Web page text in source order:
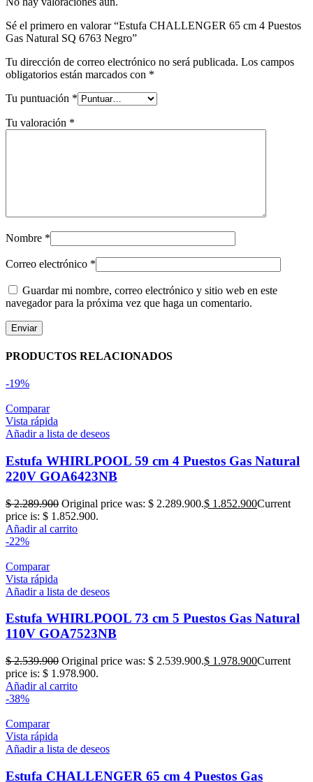
Sé el primero en valorar “Estufa CHALLENGER 65 cm 4 Puestos
Gas Natural SQ 6763 Negro”
Tu dirección de correo electrónico no será publicada. Los campos
obligatorios están marcados con *
Tu puntuación *
Tu valoración *
Nombre *
Correo electrónico *
Guardar mi nombre, correo electrónico y sitio web en este
navegador para la próxima vez que haga un comentario.
PRODUCTOS RELACIONADOS
-19%
Comparar
Vista rápida
Añadir a lista de deseos
Estufa WHIRLPOOL 59 cm 4 Puestos Gas Natural
220V GOA6423NB
$2.289.900 Original price was: $ 2.289.900.$ 1.852.900Current
price is: $ 1.852.900.
Añadir al carrito
-22%
Comparar
Vista rápida
Añadir a lista de deseos
Estufa WHIRLPOOL 73 cm 5 Puestos Gas Natural
110V GOA7523NB
$2.539.900 Original price was: $ 2.539.900.$ 1.978.900Current
price is: $ 1.978.900.
Añadir al carrito
-38%
Comparar
Vista rápida
Añadir a lista de deseos
Estufa CHALLENGER 65 cm 4 Puestos Gas